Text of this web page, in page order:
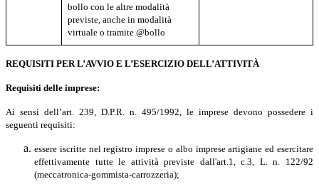
bollo con le altre modalità
previste, anche in modalità
virtuale o tramite @bollo
REQUISITI PER L’AVVIO E L’ESERCIZIO DELL’ATTIVITÀ
Requisiti delle imprese:
Ai sensi dell’art. 239, D.P.R. n. 495/1992, le imprese devono possedere i
seguenti requisiti:
essere iscritte nel registro imprese o albo imprese artigiane ed esercitare
effettivamente tutte le attività previste dall'art.1, c.3, L. n. 122/92
(meccatronica-gommista-carrozzeria);